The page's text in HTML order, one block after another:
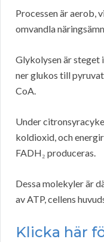
Processen är aerob,
omvandla
Glykolysen är steget
ner glukos till
CoA.
Under
koldioxid, och
FADH₂ produceras.
Dessa molekyler är
av ATP, cellens
Klicka här